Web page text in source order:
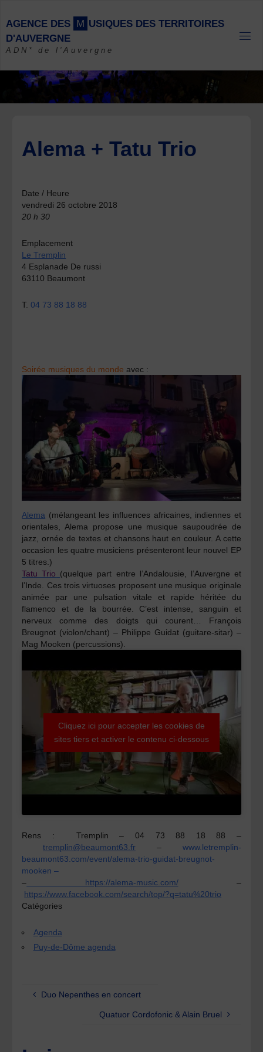
content
AGENCE DES M USIQUES DES TERRITOIRES
D'AUVERGNE
ADN* de l'Auvergne
Alema + Tatu Trio
Date / Heure
vendredi 26 octobre 2018
20 h 30
Emplacement
Le Tremplin
4 Esplanade De russi
63110 Beaumont
T.04 73 88 18 88
Soirée musiques du monde avec :
Alema (mélangeant les influences africaines, indiennes et
orientales, Alema propose une musique saupoudrée de
jazz, ornée de textes et chansons haut en couleur. A cette
occasion les quatre musiciens présenteront leur nouvel EP
5 titres.)
Tatu Trio (quelque part entre l’Andalousie, l’Auvergne et
l’Inde. Ces trois virtuoses proposent une musique originale
animée par une pulsation vitale et rapide héritée du
flamenco et de la bourrée. C’est intense, sanguin et
nerveux comme des doigts qui courent… François
Breugnot (violon/chant) – Philippe Guidat(guitare-sitar) –
Mag Mooken (percussions).
Cliquez ici pour accepter les cookies de
sites tiers et activer le contenu ci-dessous
Rens :
Tremplin – 04 73 88 18 88 –
tremplin@beaumont63.fr – www.letremplin-
beaumont63.com/event/alema-trio-guidat-breugnot-
mooken –
– https://alema-music.com/–
https://www.facebook.com/search/top/?q=tatu%20trio
Catégories
Agenda
Puy-de-Dôme agenda
Duo Nepenthes en concert
Quatuor Cordofonic & Alain Bruel